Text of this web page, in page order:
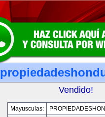
Vendido!
Mayusculas: